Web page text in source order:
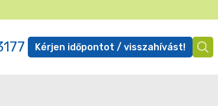
Kérjen időpontot / visszahívást!